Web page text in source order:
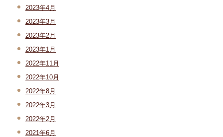
2023年4月
2023年3月
2023年2月
2023年1月
2022年11月
2022年10月
2022年8月
2022年3月
2022年2月
2021年6月